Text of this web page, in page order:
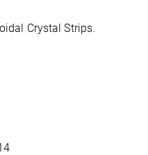
Crystal Strips.